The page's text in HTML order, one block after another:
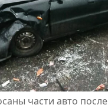
части авто после